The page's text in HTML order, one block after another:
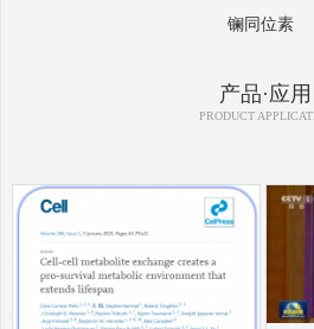
镧同位素
产品·应用
PRODUCT